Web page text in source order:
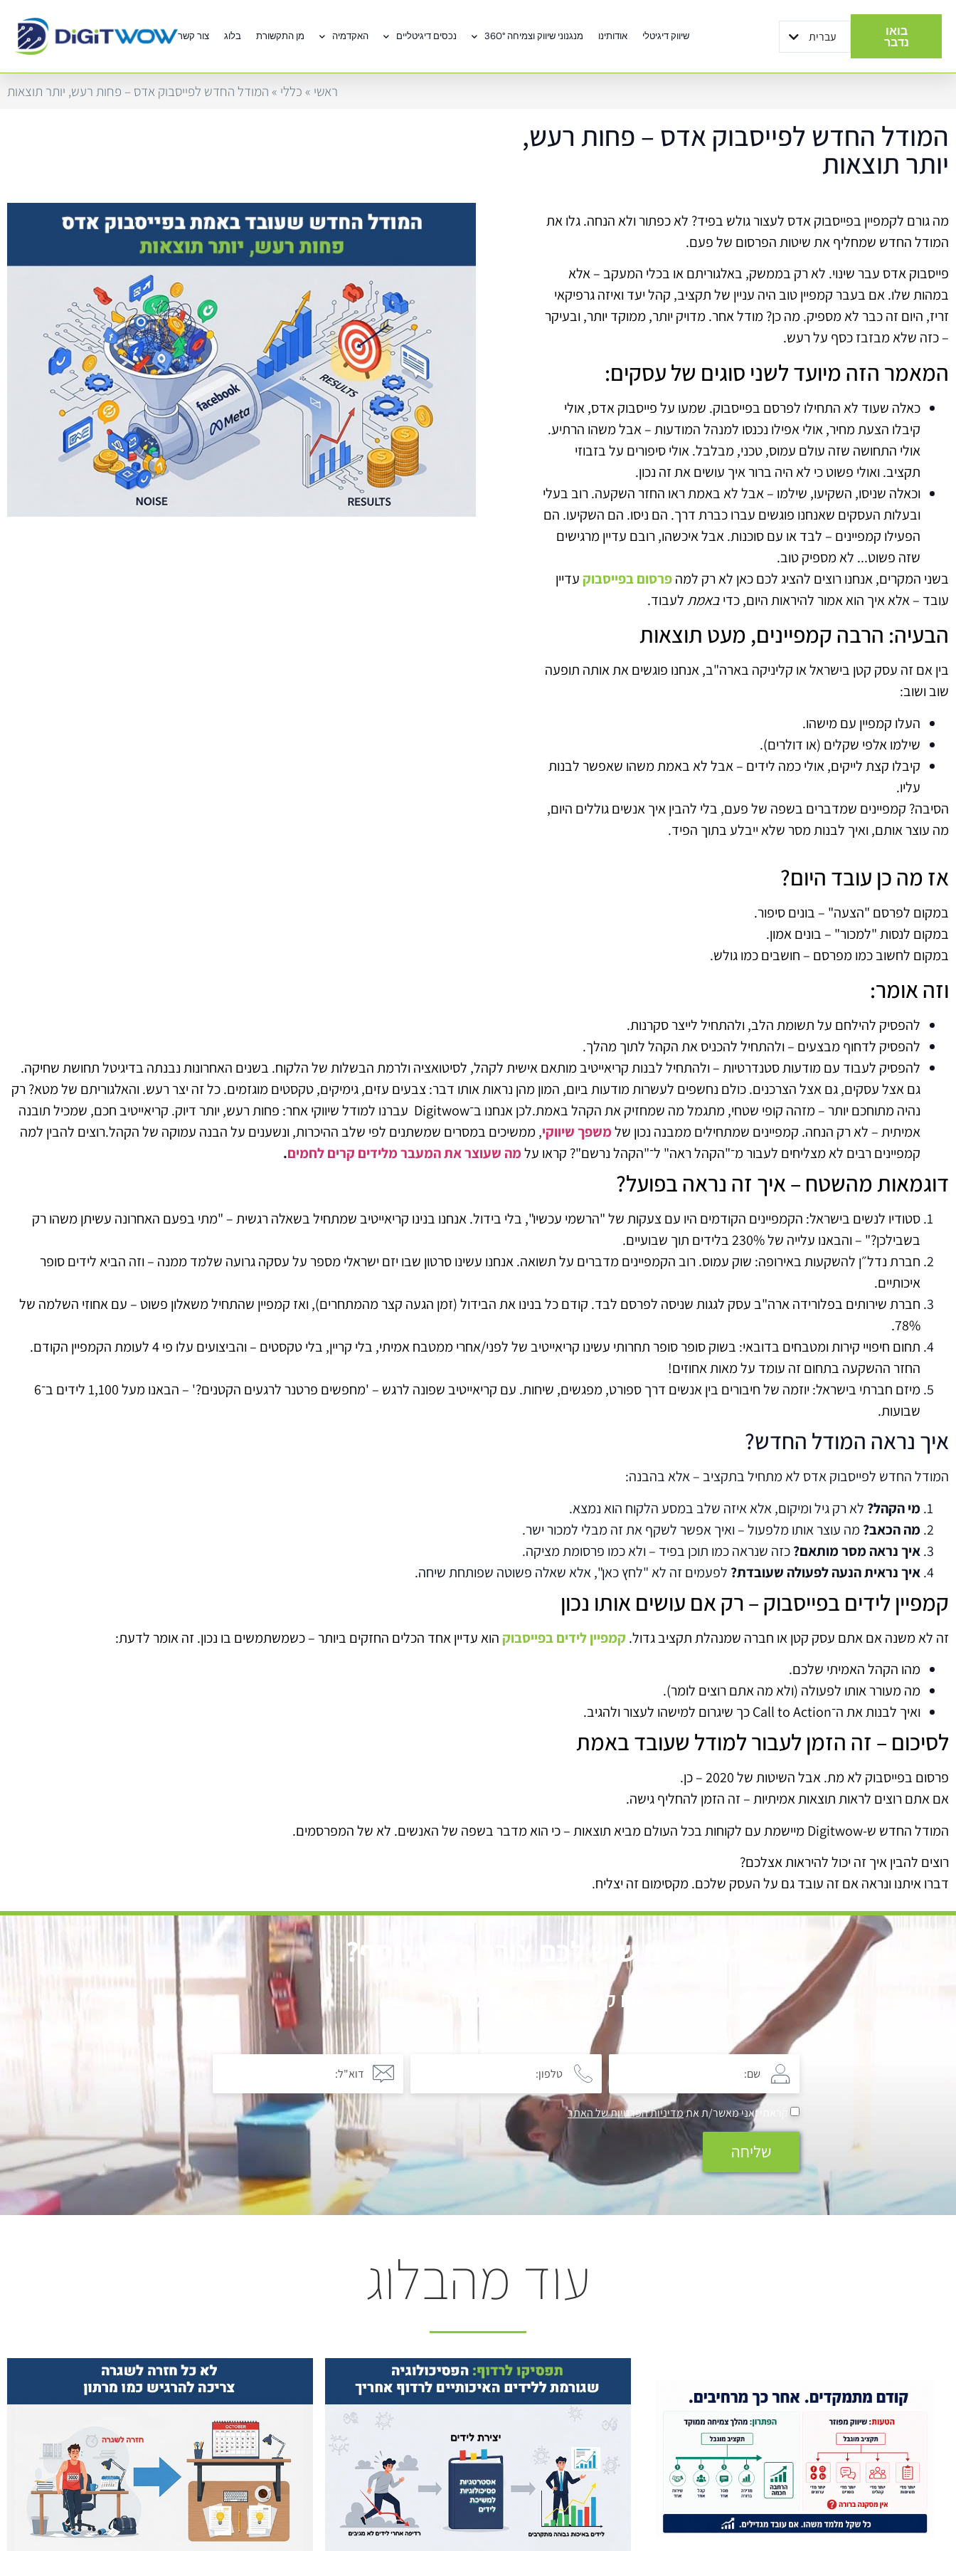
שיווק דיגיטלי אודותינו מנגנוני שיווק וצמיחה 360° נכסים דיגיטליים האקדמיה מן התקשורת בלוג צור קשר עברית
English
בואו
נדבר
ראשי » כללי » המודל החדש לפייסבוק אדס – פחות רעש, יותר תוצאות
המודל החדש לפייסבוק אדס – פחות רעש,
יותר תוצאות
מה גורם לקמפיין בפייסבוק אדס לעצור גולש בפיד? לא כפתור ולא הנחה. גלו את
המודל החדש שמחליף את שיטות הפרסום של פעם.
פייסבוק אדס עבר שינוי. לא רק בממשק, באלגוריתם או בכלי המעקב – אלא
במהות שלו. אם בעבר קמפיין טוב היה עניין של תקציב, קהל יעד ואיזה גרפיקאי
זריז, היום זה כבר לא מספיק. מה כן? מודל אחר. מדויק יותר, ממוקד יותר, ובעיקר
– כזה שלא מבזבז כסף על רעש.
המאמר הזה מיועד לשני סוגים של עסקים:
כאלה שעוד לא התחילו לפרסם בפייסבוק. שמעו על פייסבוק אדס, אולי
קיבלו הצעת מחיר, אולי אפילו נכנסו למנהל המודעות – אבל משהו הרתיע.
אולי התחושה שזה עולם עמוס, טכני, מבלבל. אולי סיפורים על בזבוזי
תקציב. ואולי פשוט כי לא היה ברור איך עושים את זה נכון.
וכאלה שניסו, השקיעו, שילמו – אבל לא באמת ראו החזר השקעה. רוב בעלי
ובעלות העסקים שאנחנו פוגשים עברו כברת דרך. הם ניסו. הם השקיעו. הם
הפעילו קמפיינים – לבד או עם סוכנות. אבל איכשהו, רובם עדיין מרגישים
שזה פשוט... לא מספיק טוב.
בשני המקרים, אנחנו רוצים להציג לכם כאן לא רק למהפרסום בפייסבוקעדיין
עובד – אלא איך הוא אמור להיראות היום, כדיבאמתלעבוד.
הבעיה: הרבה קמפיינים, מעט תוצאות
בין אם זה עסק קטן בישראל או קליניקה בארה"ב, אנחנו פוגשים את אותה תופעה
שוב ושוב:
העלו קמפיין עם מישהו.
שילמו אלפי שקלים (או דולרים).
קיבלו קצת לייקים, אולי כמה לידים – אבל לא באמת משהו שאפשר לבנות
עליו.
הסיבה? קמפיינים שמדברים בשפה של פעם, בלי להבין איך אנשים גוללים היום,
מה עוצר אותם, ואיך לבנות מסר שלא ייבלע בתוך הפיד.
אז מה כן עובד היום?
במקום לפרסם "הצעה" – בונים סיפור.
במקום לנסות "למכור" – בונים אמון.
במקום לחשוב כמו מפרסם – חושבים כמו גולש.
וזה אומר:
להפסיק להילחם על תשומת הלב, ולהתחיל לייצר סקרנות.
להפסיק לדחוף מבצעים – ולהתחיל להכניס את הקהל לתוך מהלך.
להפסיק לעבוד עם מודעות סטנדרטיות – ולהתחיל לבנות קריאייטיב מותאם אישית לקהל, לסיטואציה ולרמת הבשלות של הלקוח. בשנים האחרונות נבנתה בדיגיטל תחושת שחיקה.
גם אצל עסקים, גם אצל הצרכנים. כולם נחשפים לעשרות מודעות ביום, המון מהן נראות אותו דבר: צבעים עזים, גימיקים, טקסטים מוגזמים. כל זה יצר רעש. והאלגוריתם של מטא? רק
נהיה מתוחכם יותר – מזהה קופי שטחי, מתגמל מה שמחזיק את הקהל באמת.
לכן אנחנו ב־Digitwow עברנו למודל שיווקי אחר: פחות רעש, יותר דיוק. קריאייטיב חכם, שמכיל תובנה
אמיתית – לא רק הנחה. קמפיינים שמתחילים ממבנה נכון שלמשפך שיווקי, ממשיכים במסרים שמשתנים לפי שלב ההיכרות, ונשענים על הבנה עמוקה של הקהל.רוצים להבין למה
קמפיינים רבים לא מצליחים לעבור מ־"הקהל ראה" ל־"הקהל נרשם"? קראו עלמה שעוצר את המעבר מלידים קרים לחמים.
דוגמאות מהשטח – איך זה נראה בפועל?
סטודיו לנשים בישראל: הקמפיינים הקודמים היו עם צעקות של "הרשמי עכשיו", בלי בידול. אנחנו בנינו קריאייטיב שמתחיל בשאלה רגשית – "מתי בפעם האחרונה עשיתן משהו רק
בשבילכן?" – והבאנו עלייה של 230% בלידים תוך שבועיים.
חברת נדל״ן להשקעות באירופה: שוק עמוס. רוב הקמפיינים מדברים על תשואה. אנחנו עשינו סרטון שבו יזם ישראלי מספר על עסקה גרועה שלמד ממנה – וזה הביא לידים סופר
איכותיים.
חברת שירותים בפלורידה ארה"ב עסק לגגות שניסה לפרסם לבד. קודם כל בנינו את הבידול (זמן הגעה קצר מהמתחרים), ואז קמפיין שהתחיל משאלון פשוט – עם אחוזי השלמה של
78%.
תחום חיפויי קירות ומטבחים בדובאי: בשוק סופר סופר תחרותי עשינו קריאייטיב של לפני/אחרי ממטבח אמיתי, בלי קריין, בלי טקסטים – והביצועים עלו פי 4 לעומת הקמפיין הקודם.
החזר ההשקעה בתחום זה עומד על מאות אחוזים!
מיזם חברתי בישראל: יוזמה של חיבורים בין אנשים דרך ספורט, מפגשים, שיחות. עם קריאייטיב שפונה לרגש – 'מחפשים פרטנר לרגעים הקטנים?' – הבאנו מעל 1,100 לידים ב־6
שבועות.
איך נראה המודל החדש?
המודל החדש לפייסבוק אדס לא מתחיל בתקציב – אלא בהבנה:
מי הקהל? לא רק גיל ומיקום, אלא איזה שלב במסע הלקוח הוא נמצא.
מה הכאב? מה עוצר אותו מלפעול – ואיך אפשר לשקף את זה מבלי למכור ישר.
איך נראה מסר מותאם?כזה שנראה כמו תוכן בפיד – ולא כמו פרסומת מציקה.
איך נראית הנעה לפעולה שעובדת? לפעמים זה לא "לחץ כאן", אלא שאלה פשוטה שפותחת שיחה.
קמפיין לידים בפייסבוק – רק אם עושים אותו נכון
זה לא משנה אם אתם עסק קטן או חברה שמנהלת תקציב גדול. קמפיין לידים בפייסבוקהוא עדיין אחד הכלים החזקים ביותר – כשמשתמשים בו נכון. זה אומר לדעת:
מהו הקהל האמיתי שלכם.
מה מעורר אותו לפעולה (ולא מה אתם רוצים לומר).
ואיך לבנות את ה־Call to Action כך שיגרום למישהו לעצור ולהגיב.
לסיכום – זה הזמן לעבור למודל שעובד באמת
פרסום בפייסבוק לא מת. אבל השיטות של 2020 – כן.
אם אתם רוצים לראות תוצאות אמיתיות – זה הזמן להחליף גישה.
המודל החדש ש-Digitwow מיישמת עם לקוחות בכל העולם מביא תוצאות – כי הוא מדבר בשפה של האנשים. לא של המפרסמים.
רוצים להבין איך זה יכול להיראות אצלכם?
דברו איתנו ונראה אם זה עובד גם על העסק שלכם. מקסימום זה יצליח.
מרגישים שיש לכם צורך בידע נוסף?
צרו קשר עכשיו ונצא לדרך
קראתי ואני מאשר/ת אתמדיניות הפרטיות של האתר
שליחה
עוד מהבלוג